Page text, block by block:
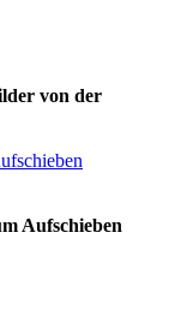
von der
Aufschieben